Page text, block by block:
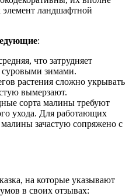
элемент ландшафтной
:
что затрудняет
суровыми зимами.
растения сложно укрывать
вымерзают.
сорта малины требуют
ухода. Для работающих
зачастую сопряжено с
на которые указывают
в своих отзывах: